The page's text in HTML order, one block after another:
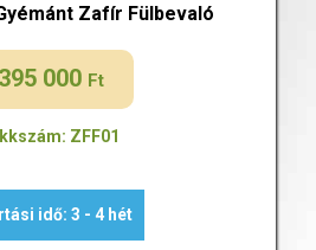
Zafír Fülbevaló
395 000 Ft
ZFF01
idő: 3 - 4 hét